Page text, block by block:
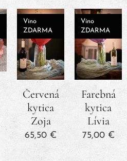
Červená
kytica
Zoja
Víno
ZDARMA
65,50 €
Farebná
kytica
Lívia
Víno
ZDARMA
75,00€